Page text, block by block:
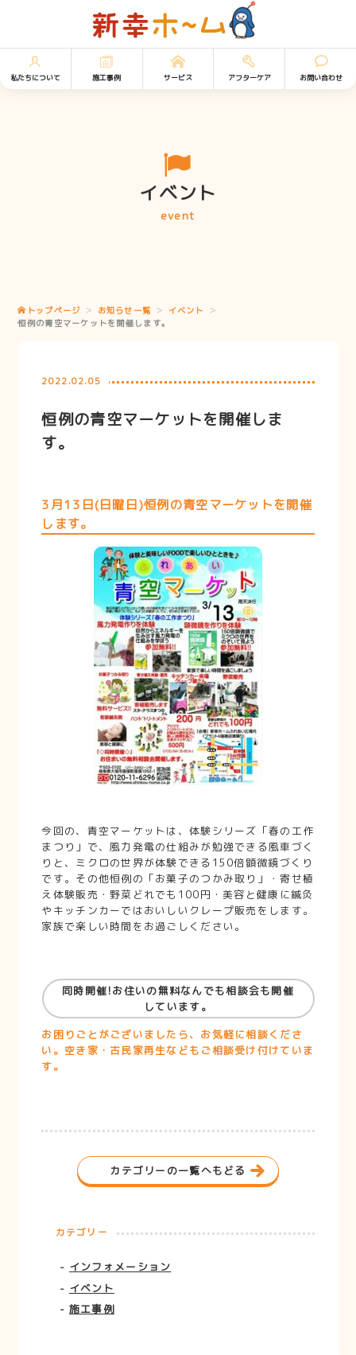
私たちについて 施工事例 サービス アフターケア お問い合わせ
イベント
event
トップページ お知らせ一覧
イベント
恒例の青空マーケットを開催します。
恒例の青空マーケットを開催しま
す。
2022.02.05
3月13日(日曜日)恒例の青空マーケットを開催
します。
今回の、青空マーケットは、体験シリーズ「春の工作
まつり」で、風力発電の仕組みが勉強できる風車づく
りと、ミクロの世界が体験できる150倍顕微鏡づくり
です。その他恒例の「お菓子のつかみ取り」・寄せ植
え体験販売・野菜どれでも100円・美容と健康に鍼灸
やキッチンカーではおいしいクレープ販売をします。
家族で楽しい時間をお過ごしください。
同時開催!お住いの無料なんでも相談会も開催
しています。
お困りごとがございましたら、お気軽に相談くださ
い。空き家・古民家再生などもご相談受け付けていま
す。
カテゴリーの一覧へもどる
カテゴリー
インフォメーション
イベント
施工事例